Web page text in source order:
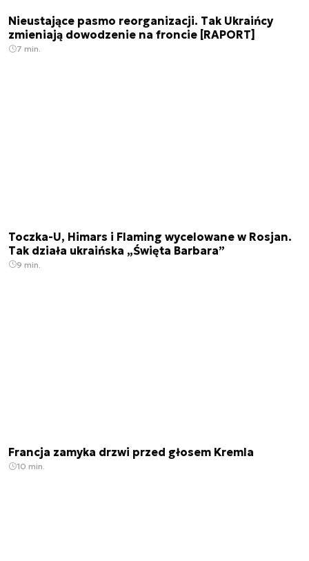
Nieustające pasmo reorganizacji. Tak Ukraińcy
zmieniają dowodzenie na froncie [RAPORT]
7 min.
Toczka-U, Himars i Flaming wycelowane w Rosjan.
Tak działa ukraińska „Święta Barbara”
9 min.
Francja zamyka drzwi przed głosem Kremla
10 min.